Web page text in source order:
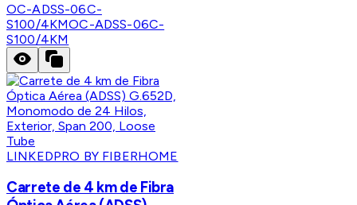
OC-ADSS-06C-
S100/4KMOC-ADSS-06C-
S100/4KM
LINKEDPRO BY FIBERHOME
Carrete de 4 km de Fibra